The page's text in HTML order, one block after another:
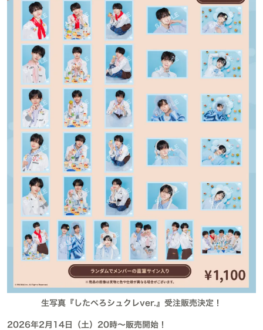
生写真『したぺろシュクレver.』 受注販売決定！
2026年2月14日（土）20時〜販売開始！